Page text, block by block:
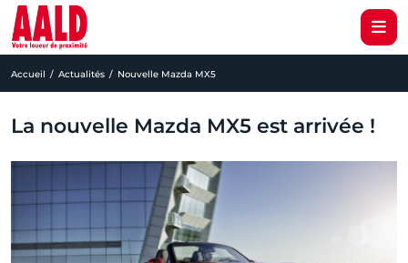
Accueil Actualités Nouvelle Mazda MX5
La nouvelle Mazda MX5 est arrivée !